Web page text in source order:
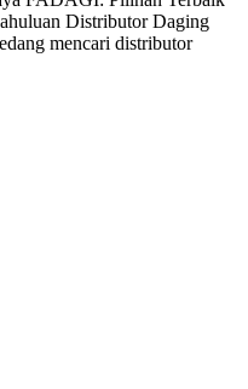
Distributor Daging
mencari distributor